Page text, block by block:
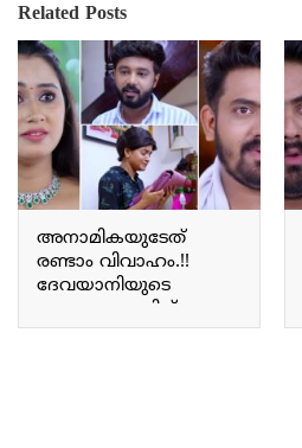
Related Posts
അനാമികയുടേത്
രണ്ടാം വിവാഹം.!!
ദേവയാനിയുടെ
അഹങ്കാരത്തിന്
എട്ടിന്റെ പണികൊടുത്ത്